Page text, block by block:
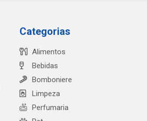
Categorias
Alimentos
Bebidas
Bomboniere
Limpeza
Perfumaria